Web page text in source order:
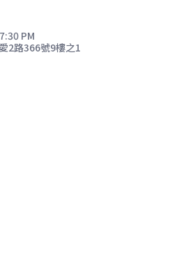
PM
2路366號9樓之1